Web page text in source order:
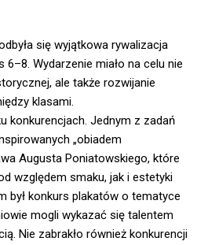
się wyjątkowa rywalizacja
Wydarzenie miało na celu nie
ale także rozwijanie
klasami.
konkurencjach. Jednym z zadań
„obiadem
Augusta Poniatowskiego, które
względem smaku, jak i estetyki
był konkurs plakatów o tematyce
mogli wykazać się talentem
Nie zabrakło również konkurencji